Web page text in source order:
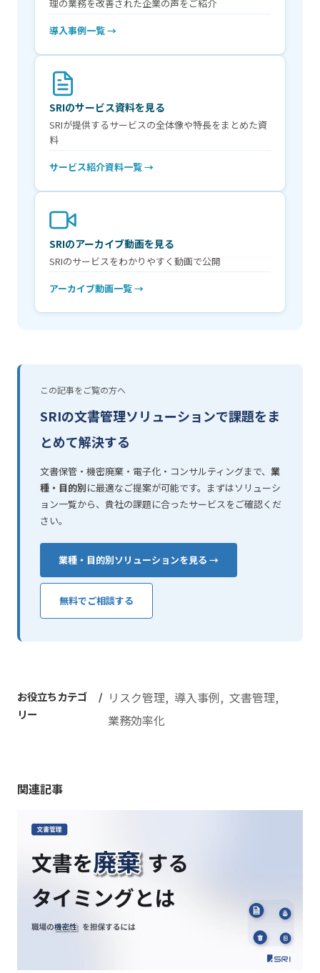
理の業務を改善された企業の声をご紹介
導入事例一覧 →
SRIのサービス資料を見る
SRIが提供するサービスの全体像や特長をまとめた資
料
サービス紹介資料一覧 →
SRIのアーカイブ動画を見る
SRIのサービスをわかりやすく動画で公開
アーカイブ動画一覧 →
この記事をご覧の方へ
SRIの文書管理ソリューションで課題をま
とめて解決する
文書保管・機密廃棄・電子化・コンサルティングまで、 業
種・目的別に最適なご提案が可能です。まずはソリューシ
ョン一覧から、貴社の課題に合ったサービスをご確認くだ
さい。
業種・目的別ソリューションを見る →
無料でご相談する
お役立ちカテゴ
リー
リスク管理 導入事例
文書管理
業務効率化
関連記事